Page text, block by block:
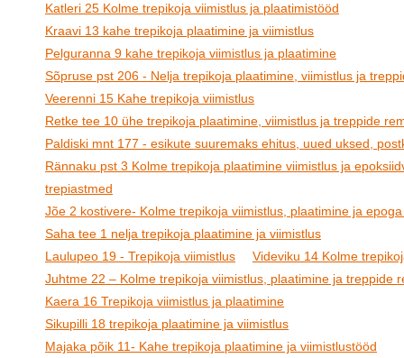
Katleri 25 Kolme trepikoja viimistlus ja plaatimistööd
Kraavi 13 kahe trepikoja plaatimine ja viimistlus
Pelguranna 9 kahe trepikoja viimistlus ja plaatimine
Sõpruse pst 206 - Nelja trepikoja plaatimine, viimistlus ja
Veerenni 15 Kahe trepikoja viimistlus
Retke tee 10 ühe trepikoja plaatimine, viimistlus ja treppide
Paldiski mnt 177 - esikute suuremaks ehitus, uued uksed,
Rännaku pst 3 Kolme trepikoja plaatimine viimistlus ja
trepiastmed
Jõe 2 kostivere- Kolme trepikoja viimistlus, plaatimine ja
Saha tee 1 nelja trepikoja plaatimine ja viimistlus
Laulupeo 19 - Trepikoja viimistlus
Videviku 14 Kolme
Juhtme 22 – Kolme trepikoja viimistlus, plaatimine ja treppide
Kaera 16 Trepikoja viimistlus ja plaatimine
Sikupilli 18 trepikoja plaatimine ja viimistlus
Majaka põik 11- Kahe trepikoja plaatimine ja viimistlustööd